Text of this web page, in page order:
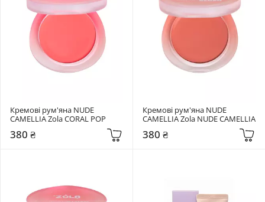
Кремові рум'яна NUDE
CAMELLIA Zola CORAL POP
380 ₴
Кремові рум'яна NUDE
CAMELLIA Zola NUDE CAMELLIA
380 ₴